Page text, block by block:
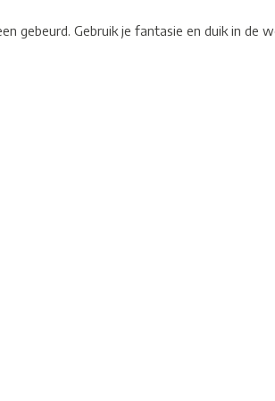
gebeurd. Gebruik je fantasie en duik in de